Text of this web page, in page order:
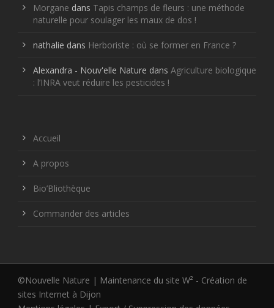
Morgane dans Tapis champs de fleurs : une méthode
naturelle pour soulager les maux de dos !
nathalie dans Herboriste : où se former en France ?
Alexandra - Nouv'elle Nature dans Agriculture biologique
: l’INRA veut réduire les pesticides !
Accueil
A propos
Bio’Bliothèque
Commander des articles
©Nouvelle Nature | Maintenance du site W² - Création de
sites Internet à Dijon